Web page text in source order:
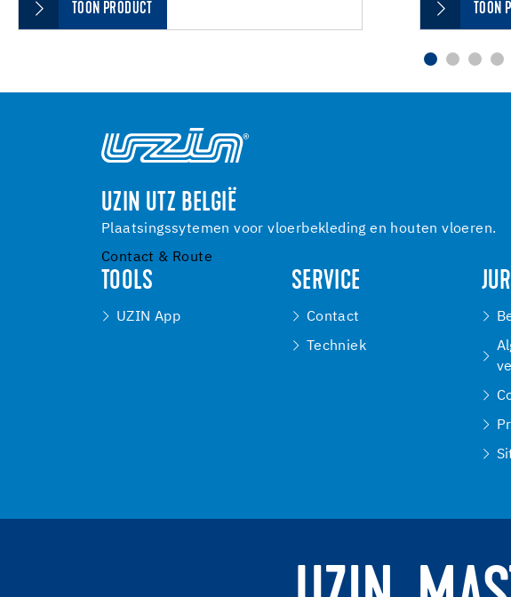
TOON PRODUCT TOON
UZIN UTZ BELGIË
Plaatsingssytemen voor vloerbekleding en houten vloeren.
Contact & Route
TOOLS
UZIN App
SERVICE
Contact
Techniek